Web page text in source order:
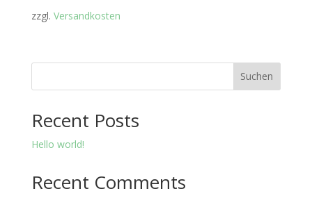
zzgl. Versandkosten
Suchen
Recent Posts
Hello world!
Recent Comments